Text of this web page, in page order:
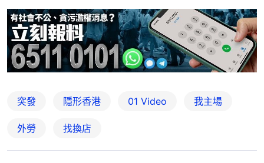
突發 隱形香港 01 Video 我主場
外勞 找換店